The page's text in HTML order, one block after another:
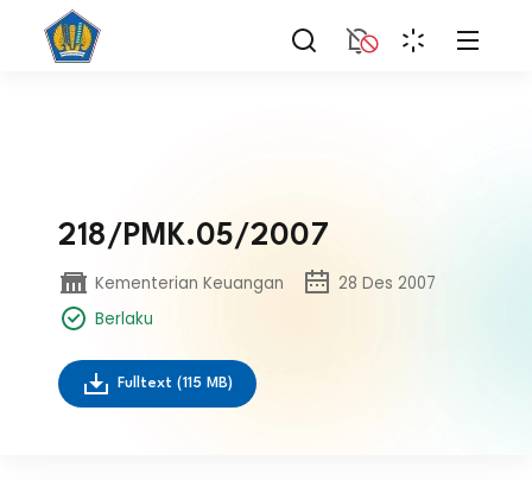
218/PMK.05/2007
Kementerian Keuangan
28 Des 2007
Berlaku
Fulltext (115 MB)